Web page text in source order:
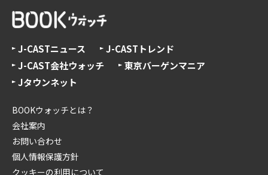
J-CASTニュース
J-CASTトレンド
J-CAST会社ウォッチ
東京バーゲンマニア
Jタウンネット
BOOKウォッチとは？
会社案内
お問い合わせ
個人情報保護方針
クッキーの利用について